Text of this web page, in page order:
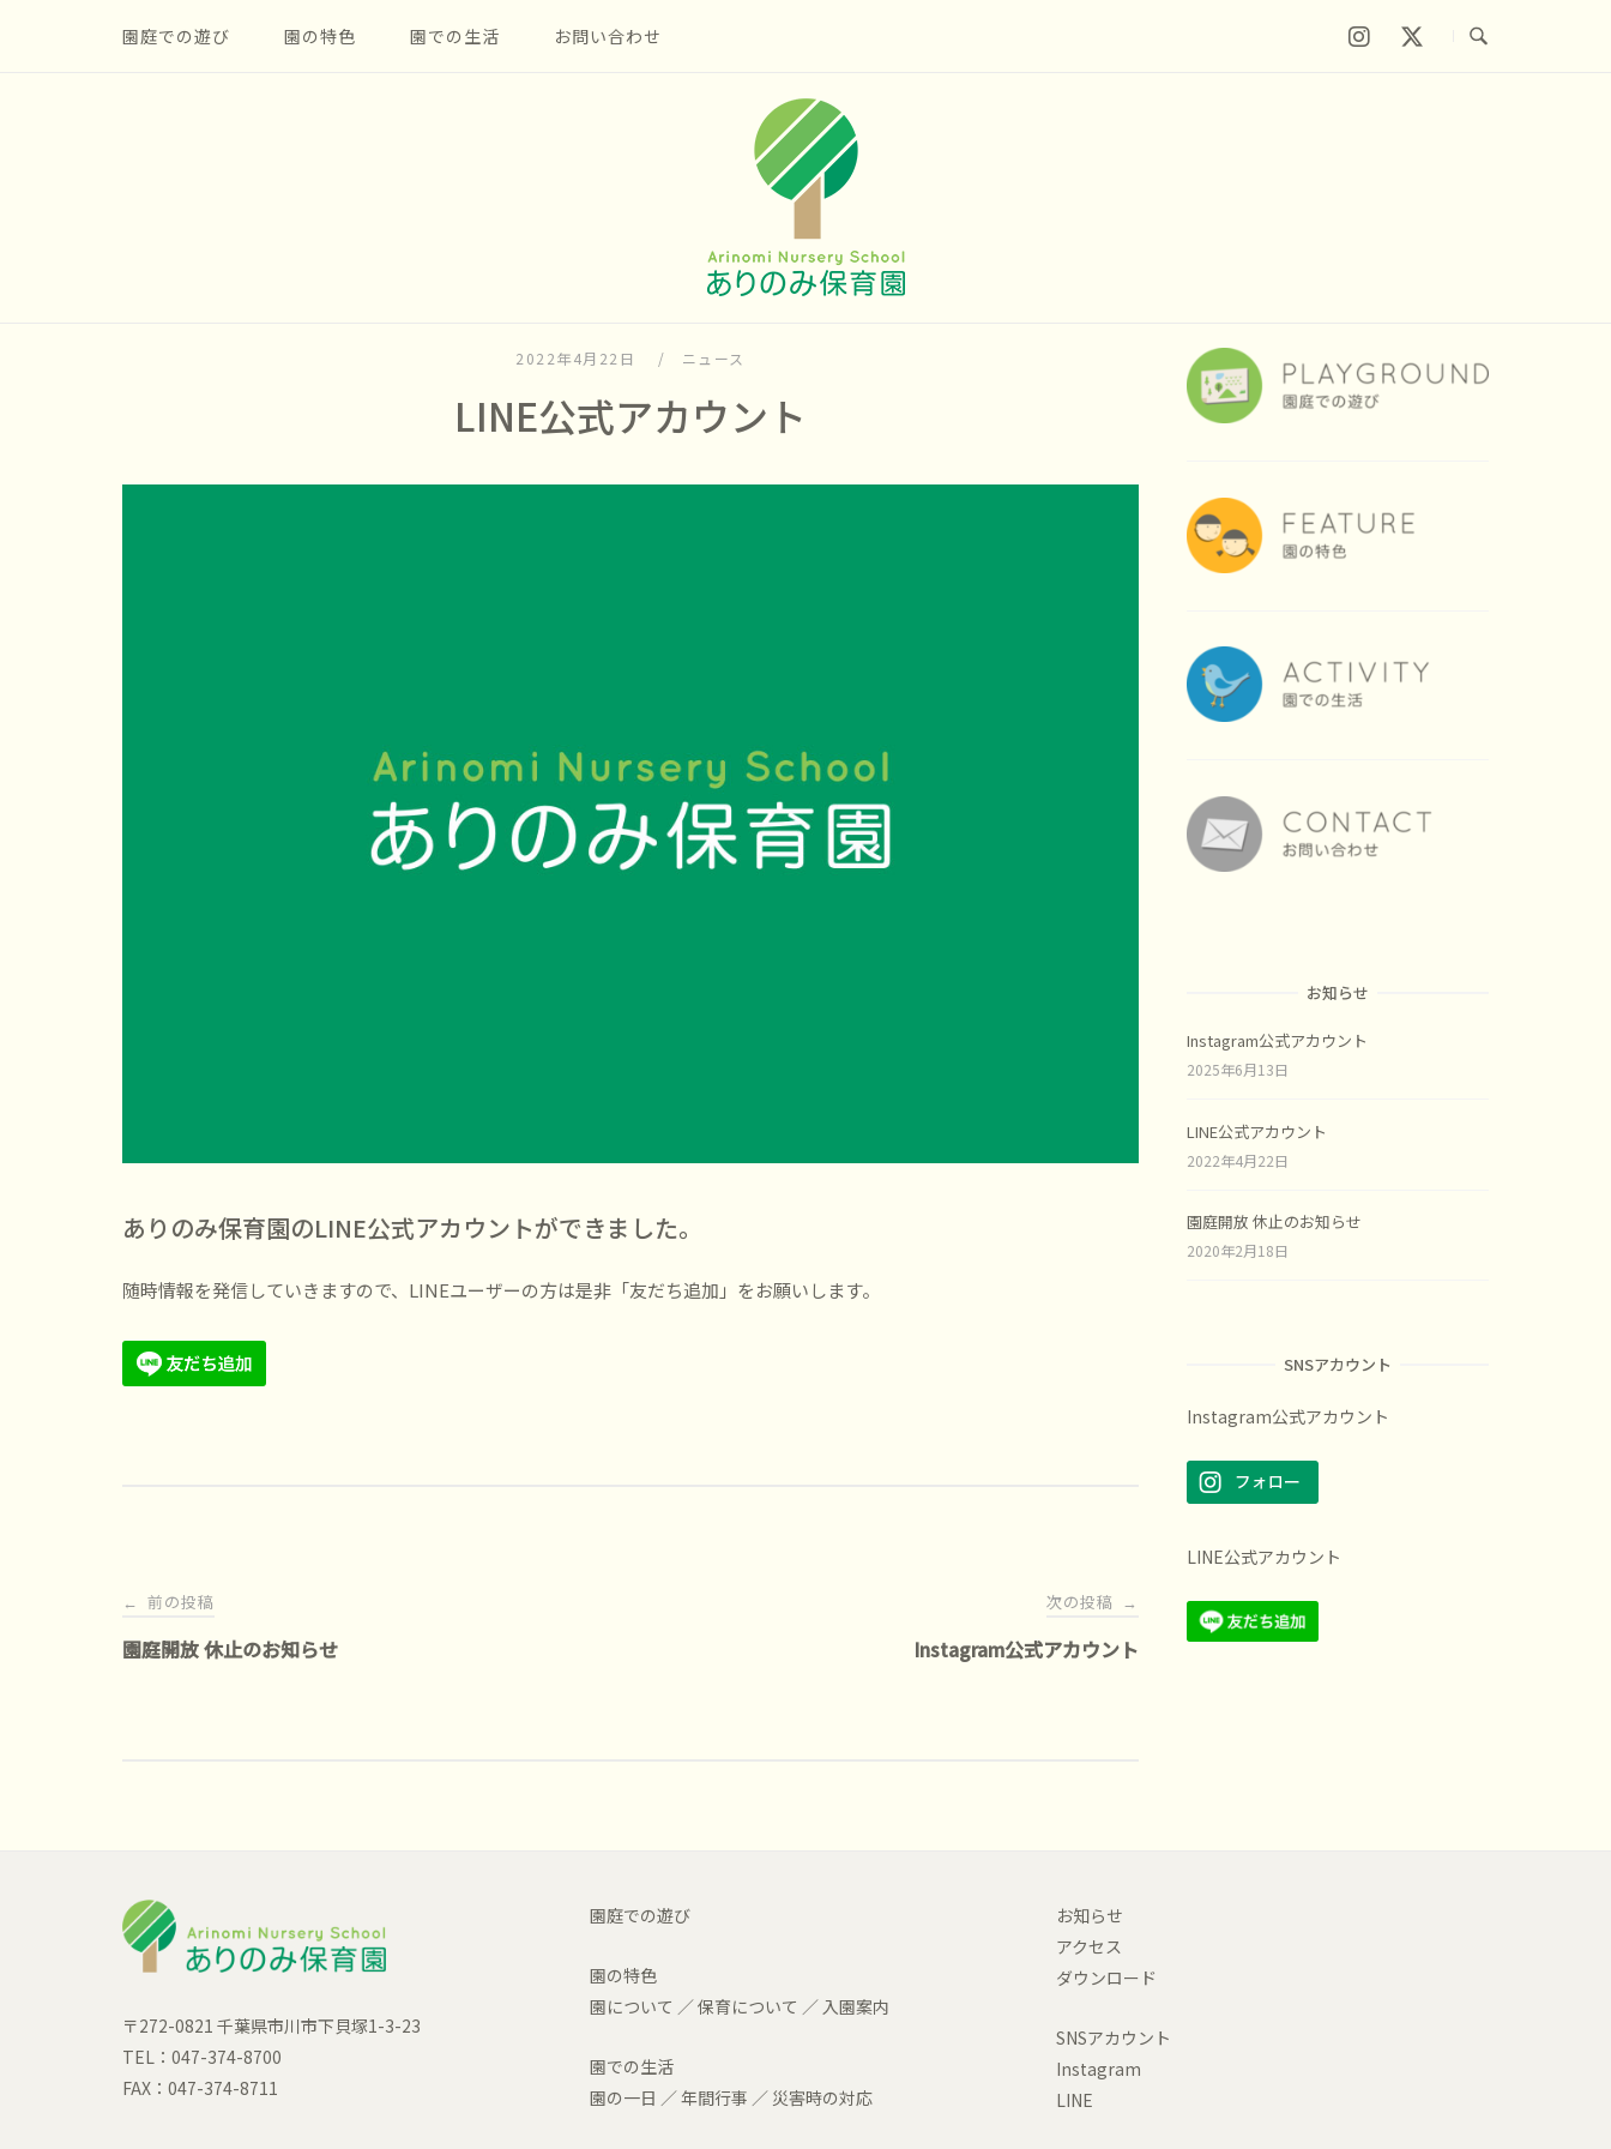
園庭での遊び 園の特色 園での生活 お問い合わせ
2022年4月22日 ニュース
LINE公式アカウント
ありのみ保育園のLINE公式アカウントができました。
随時情報を発信していきますので、LINEユーザーの方は是非「友だち追加」をお願いします。
投
稿
ー
シ
ョ
ン
← 前の投稿
園庭開放 休止のお知らせ
次の投稿 →
Instagram公式アカウント
お知らせ
Instagram公式アカウント
2025年6月13日
LINE公式アカウント
2022年4月22日
園庭開放 休止のお知らせ
2020年2月18日
SNSアカウント
Instagram公式アカウント
LINE公式アカウント
〒272-0821 千葉県市川市下貝塚1-3-23
TEL：047-374-8700
FAX：047-374-8711
園庭での遊び
園の特色
園について ／保育について ／ 入園案内
園での生活
園の一日 ／年間行事 ／ 災害時の対応
お知らせ
アクセス
ダウンロード
SNSアカウント
Instagram
LINE